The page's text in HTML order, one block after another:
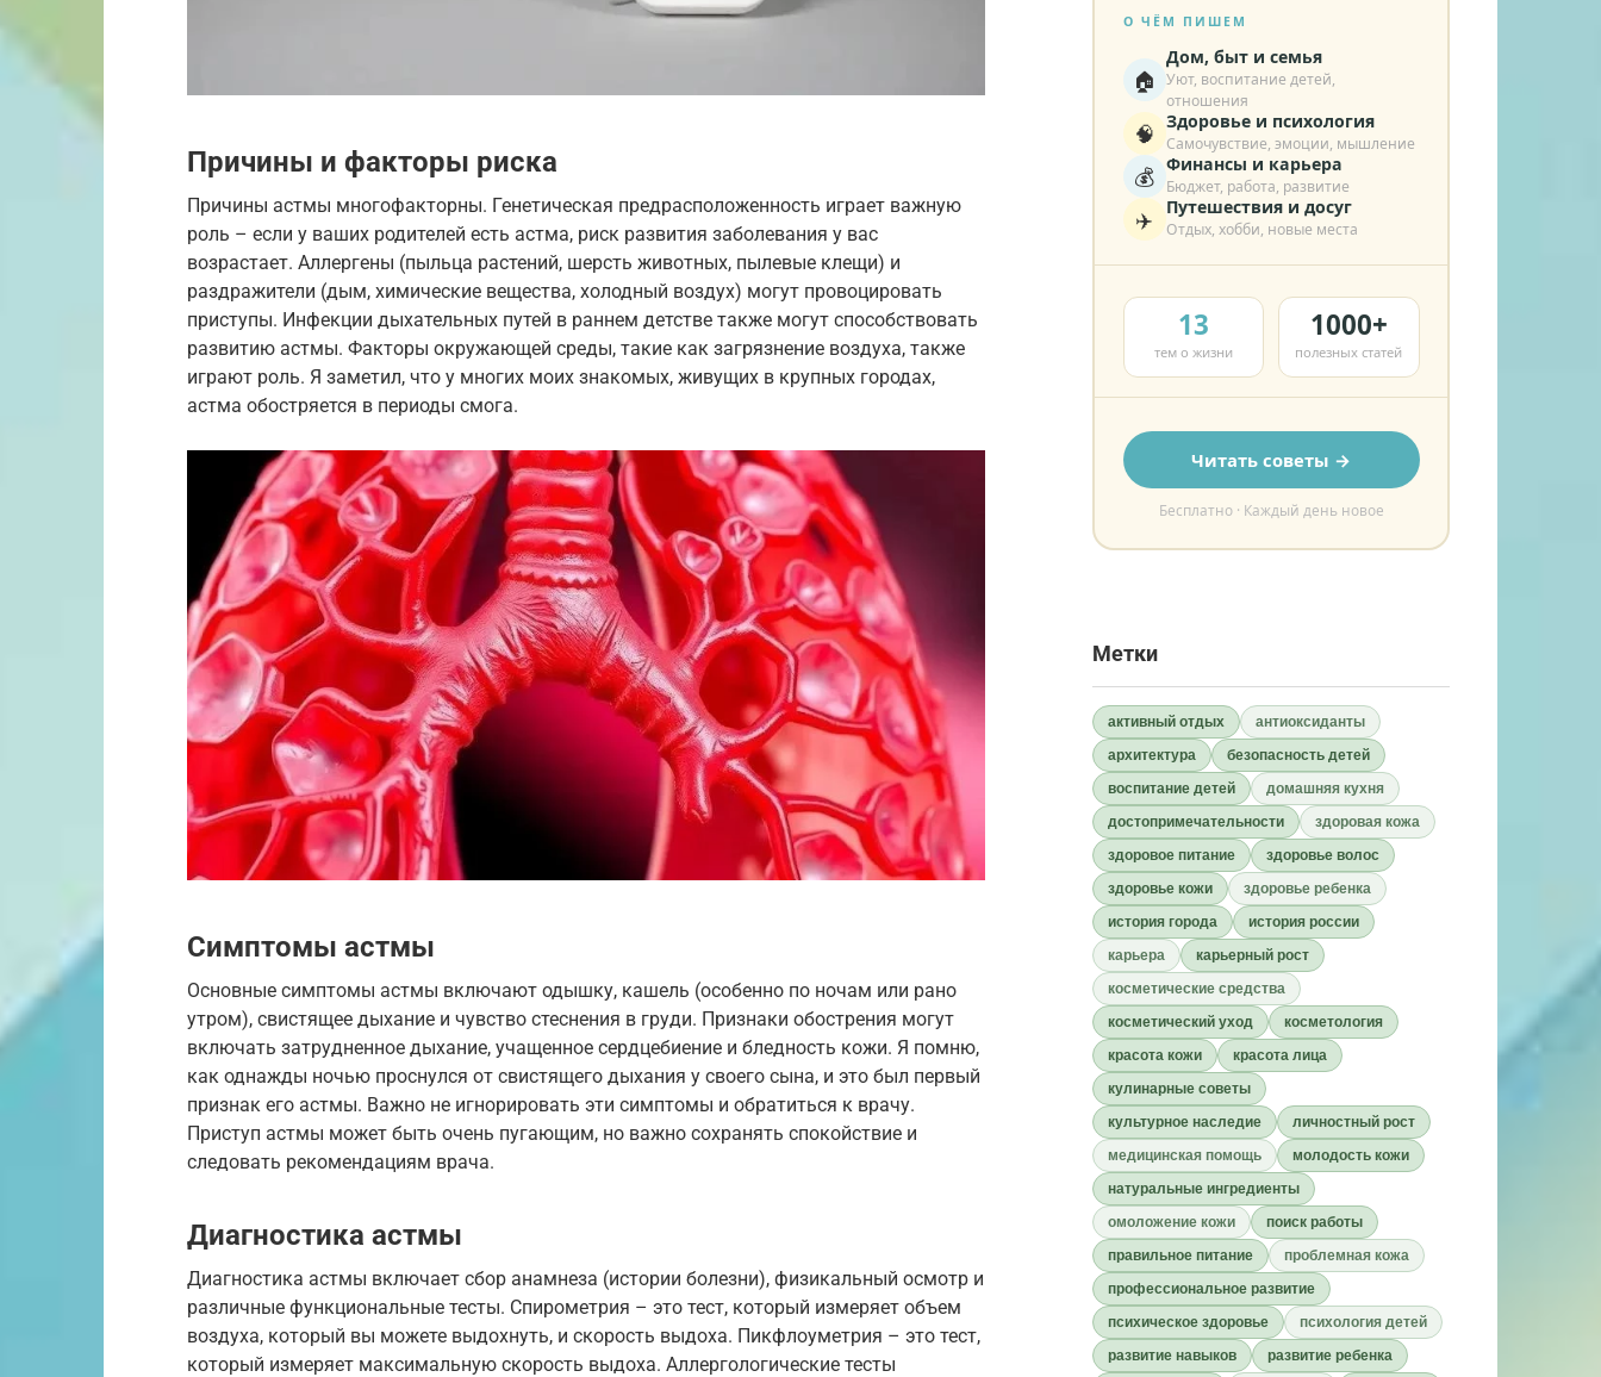
Причины и факторы риска
Причины астмы многофакторны. Генетическая предрасположенность играет важную
роль – если у ваших родителей есть астма, риск развития заболевания у вас
возрастает. Аллергены (пыльца растений, шерсть животных, пылевые клещи) и
раздражители (дым, химические вещества, холодный воздух) могут провоцировать
приступы. Инфекции дыхательных путей в раннем детстве также могут способствовать
развитию астмы. Факторы окружающей среды, такие как загрязнение воздуха, также
играют роль. Я заметил, что у многих моих знакомых, живущих в крупных городах,
астма обостряется в периоды смога.
Симптомы астмы
Основные симптомы астмы включают одышку, кашель (особенно по ночам или рано
утром), свистящее дыхание и чувство стеснения в груди. Признаки обострения могут
включать затрудненное дыхание, учащенное сердцебиение и бледность кожи. Я помню,
как однажды ночью проснулся от свистящего дыхания у своего сына, и это был первый
признак его астмы. Важно не игнорировать эти симптомы и обратиться к врачу.
Приступ астмы может быть очень пугающим, но важно сохранять спокойствие и
следовать рекомендациям врача.
Диагностика астмы
Диагностика астмы включает сбор анамнеза (истории болезни), физикальный осмотр и
различные функциональные тесты. Спирометрия – это тест, который измеряет объем
воздуха, который вы можете выдохнуть, и скорость выдоха. Пикфлоуметрия – это тест,
который измеряет максимальную скорость выдоха. Аллергологические тесты
О ЧЁМ ПИШЕМ
🏠
Дом, быт и семья
Уют, воспитание детей,
отношения
🧠 Здоровье и психология
Самочувствие, эмоции, мышление
💰 Финансы и карьера
Бюджет, работа, развитие
✈️ Путешествия и досуг
Отдых, хобби, новые места
13
тем о жизни
1000+
полезных статей
Читать советы →
Бесплатно · Каждый день новое
Метки
активный отдых
антиоксиданты
архитектура
безопасность детей
воспитание детей
домашняя кухня
достопримечательности
здоровая кожа
здоровое питание
здоровье волос
здоровье кожи
здоровье ребенка
история города
история россии
карьера
карьерный рост
косметические средства
косметический уход
косметология
красота кожи
красота лица
кулинарные советы
культурное наследие
личностный рост
медицинская помощь
молодость кожи
натуральные ингредиенты
омоложение кожи
поиск работы
правильное питание
проблемная кожа
профессиональное развитие
психическое здоровье
психология детей
развитие навыков
развитие ребенка